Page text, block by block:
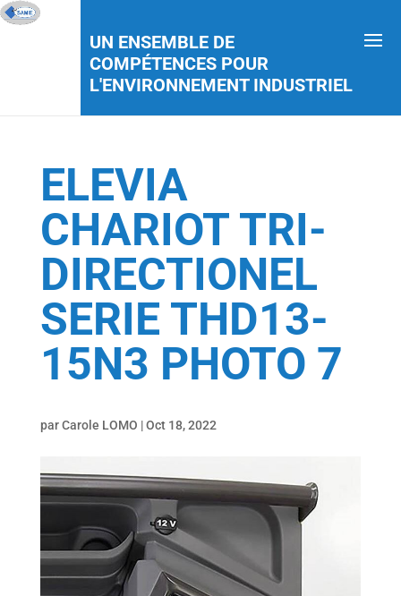
UN ENSEMBLE DE
COMPÉTENCES POUR
L'ENVIRONNEMENT INDUSTRIEL
ELEVIA
CHARIOT TRI-
DIRECTIONEL
SERIE THD13-
15N3 PHOTO 7
parCarole LOMO |Oct 18, 2022